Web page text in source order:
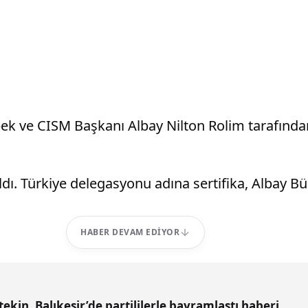
ve CISM Başkanı Albay Nilton Rolim
Türkiye delegasyonu adına sertifika, Albay
HABER DEVAM EDIYOR